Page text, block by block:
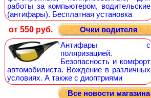
работы за компьютером, водительские
(антифары). Бесплатная установка
от 550 руб.
Очки водителя
Антифары с
поляризацией.
Безопасность и комфорт
автомобилиста. Вождение в различных
условиях. А также с диоптриями
Все новости магазина